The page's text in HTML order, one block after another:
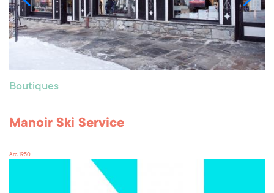
Boutiques
Manoir Ski Service
Arc 1950